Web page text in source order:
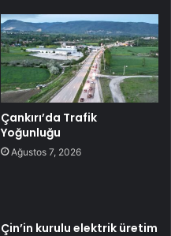
Çankırı’da Trafik
Yoğunluğu
Ağustos 7, 2026
Çin’in kurulu elektrik üretim